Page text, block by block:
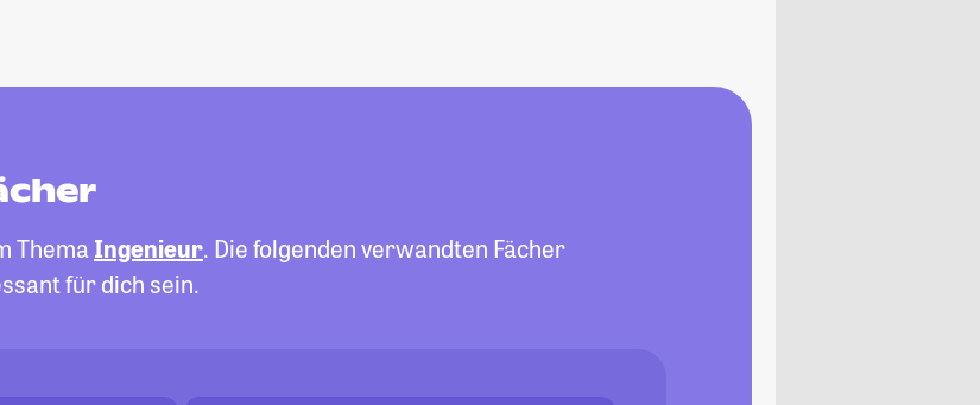
Thema Ingenieur. Die folgenden verwandten Fächer
für dich sein.